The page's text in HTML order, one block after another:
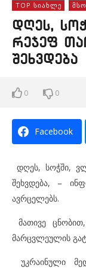
TOP ᲡᲘᲐᲮᲚᲔ
დღეს,
რეჯეფ
შეხვდება
0 0
Facebook
დღეს, სოჭში,
შეხვდება, –
ავრცელებს.
მათივე
მარცვლეულის
უკრაინული